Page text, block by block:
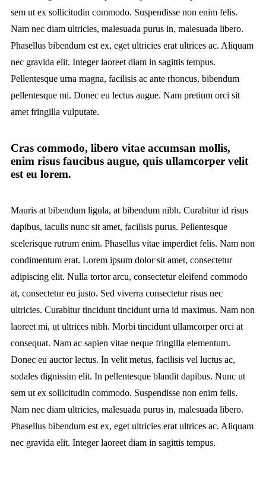
sem ut ex sollicitudin commodo. Suspendisse non enim felis.
Nam nec diam ultricies, malesuada purus in, malesuada libero.
Phasellus bibendum est ex, eget ultricies erat ultrices ac. Aliquam
nec gravida elit. Integer laoreet diam in sagittis tempus.
Pellentesque urna magna, facilisis ac ante rhoncus, bibendum
pellentesque mi. Donec eu lectus augue. Nam pretium orci sit
amet fringilla vulputate.
Cras commodo, libero vitae accumsan mollis,
enim risus faucibus augue, quis ullamcorper velit
est eu lorem.
Mauris at bibendum ligula, at bibendum nibh. Curabitur id risus
dapibus, iaculis nunc sit amet, facilisis purus. Pellentesque
scelerisque rutrum enim. Phasellus vitae imperdiet felis. Nam non
condimentum erat. Lorem ipsum dolor sit amet, consectetur
adipiscing elit. Nulla tortor arcu, consectetur eleifend commodo
at, consectetur eu justo. Sed viverra consectetur risus nec
ultricies. Curabitur tincidunt tincidunt urna id maximus. Nam non
laoreet mi, ut ultrices nibh. Morbi tincidunt ullamcorper orci at
consequat. Nam ac sapien vitae neque fringilla elementum.
Donec eu auctor lectus. In velit metus, facilisis vel luctus ac,
sodales dignissim elit. In pellentesque blandit dapibus. Nunc ut
sem ut ex sollicitudin commodo. Suspendisse non enim felis.
Nam nec diam ultricies, malesuada purus in, malesuada libero.
Phasellus bibendum est ex, eget ultricies erat ultrices ac. Aliquam
nec gravida elit. Integer laoreet diam in sagittis tempus.